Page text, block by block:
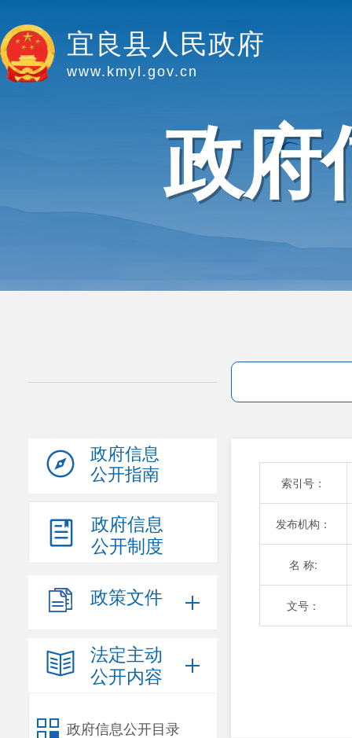
宜良县人民政府
www.kmyl.gov.cn
政府
政府信息
公开指南
政府信息
公开制度
政策文件
法定主动
公开内容
政府信息公开目录
索引号：
发布机构：
名 称:
文号：